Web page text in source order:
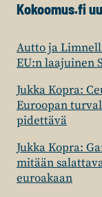
Kokoomus.fi
Autto ja
EU:n laajuinen
Jukka Kopra:
Euroopan
pidettävä
Jukka Kopra:
mitään
euroakaan